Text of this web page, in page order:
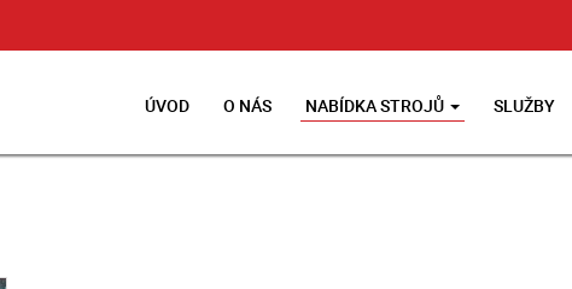
ÚVOD O NÁS NABÍDKA STROJŮ SLUŽBY